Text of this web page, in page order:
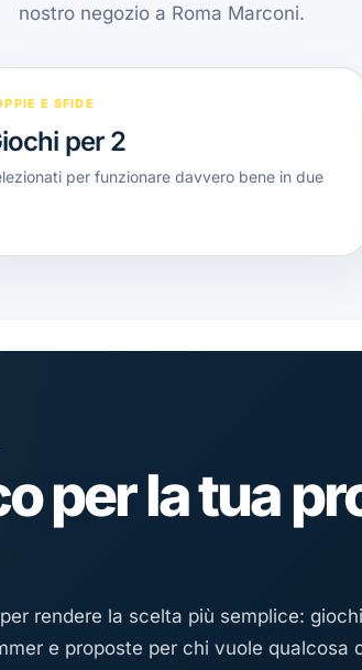
nostro negozio a Roma Marconi.
E SFIDE
per 2
per funzionare davvero bene in due
per la tua
rendere la scelta più semplice:
e proposte per chi vuole qualcosa